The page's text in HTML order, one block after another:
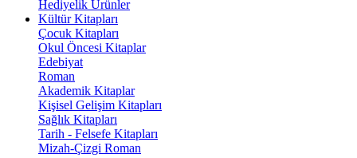
Hediyelik Ürünler
Kültür Kitapları
Çocuk Kitapları
Okul Öncesi Kitaplar
Edebiyat
Roman
Akademik Kitaplar
Kişisel Gelişim Kitapları
Sağlık Kitapları
Tarih - Felsefe Kitapları
Mizah-Çizgi Roman